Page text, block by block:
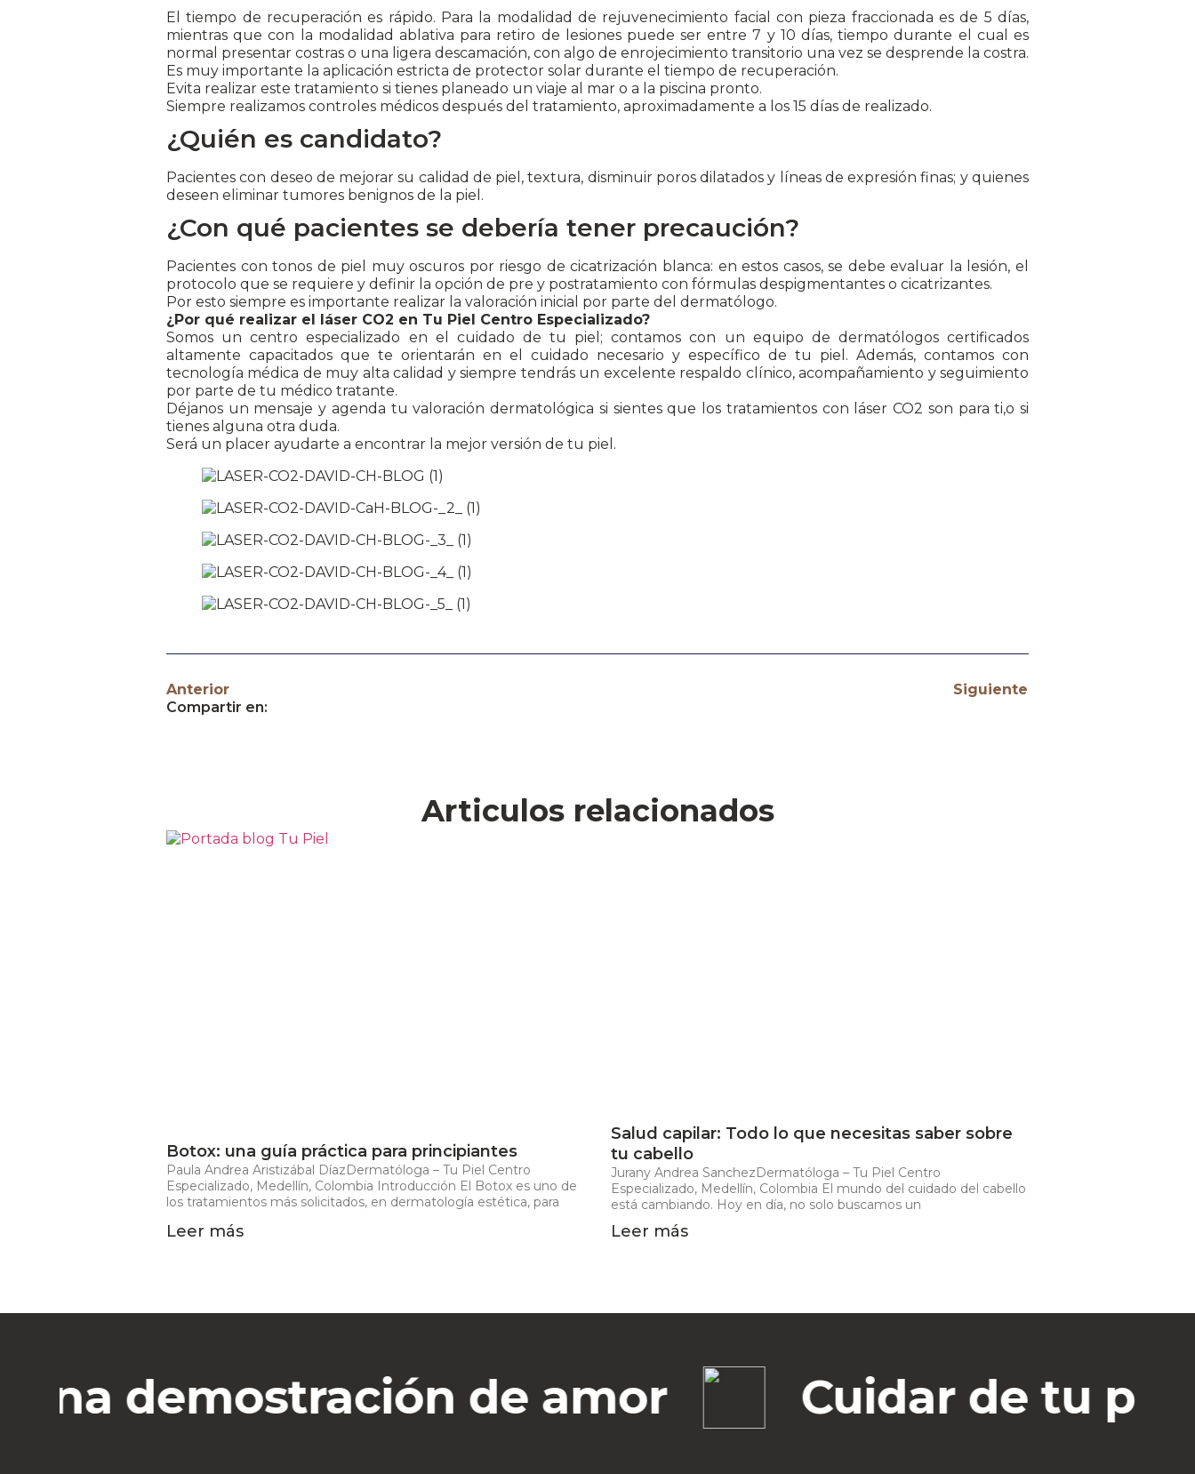
El tiempo de recuperación es rápido. Para la modalidad de rejuvenecimiento facial con pieza fraccionada es de 5 días,
mientras que con la modalidad ablativa para retiro de lesiones puede ser entre 7 y 10 días, tiempo durante el cual es
normal presentar costras o una ligera descamación, con algo de enrojecimiento transitorio una vez se desprende la costra.
Es muy importante la aplicación estricta de protector solar durante el tiempo de recuperación.
Evita realizar este tratamiento si tienes planeado un viaje al mar o a la piscina pronto.
Siempre realizamos controles médicos después del tratamiento, aproximadamente a los 15 días de realizado.
¿Quién es candidato?
Pacientes con deseo de mejorar su calidad de piel, textura, disminuir poros dilatados y líneas de expresión finas; y quienes
deseen eliminar tumores benignos de la piel.
¿Con qué pacientes se debería tener precaución?
Pacientes con tonos de piel muy oscuros por riesgo de cicatrización blanca: en estos casos, se debe evaluar la lesión, el
protocolo que se requiere y definir la opción de pre y postratamiento con fórmulas despigmentantes o cicatrizantes.
Por esto siempre es importante realizar la valoración inicial por parte del dermatólogo.
¿Por qué realizar el láser CO2 en Tu Piel Centro Especializado?
Somos un centro especializado en el cuidado de tu piel; contamos con un equipo de dermatólogos certificados
altamente capacitados que te orientarán en el cuidado necesario y específico de tu piel. Además, contamos con
tecnología médica de muy alta calidad y siempre tendrás un excelente respaldo clínico, acompañamiento y seguimiento
por parte de tu médico tratante.
Déjanos un mensaje y agenda tu valoración dermatológica si sientes que los tratamientos con láser CO2 son para ti,o si
tienes alguna otra duda.
Será un placer ayudarte a encontrar la mejor versión de tu piel.
Anterior
Siguiente
Compartir en:
Articulos relacionados
Botox: una guía práctica para principiantes
Paula Andrea Aristizábal DíazDermatóloga – Tu Piel Centro
Especializado, Medellín, Colombia Introducción El Botox es uno de
los tratamientos más solicitados, en dermatología estética, para
Leer más
Salud capilar: Todo lo que necesitas saber sobre
tu cabello
Jurany Andrea SanchezDermatóloga – Tu Piel Centro
Especializado, Medellín, Colombia El mundo del cuidado del cabello
está cambiando. Hoy en día, no solo buscamos un
Leer más
demostración de amor Cuidar de tu piel